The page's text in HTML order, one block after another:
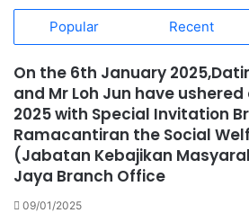
Popular Recent
On the 6th January
and Mr Loh Jun have
2025 with Special Invitation
Ramacantiran the Social
(Jabatan Kebajikan
Jaya Branch Office
09/01/2025